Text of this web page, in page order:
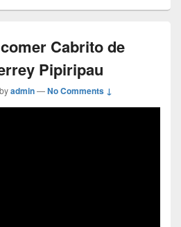
Cabrito de
Pipiripau
byadmin—No Comments ↓